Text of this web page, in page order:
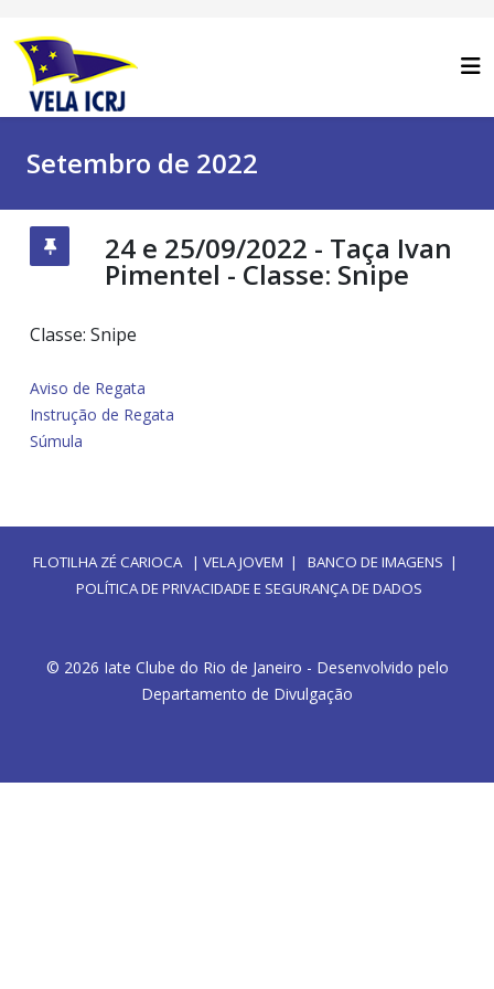
Setembro de 2022
24 e 25/09/2022 - Taça Ivan
Pimentel - Classe: Snipe
Classe: Snipe
Aviso de Regata
Instrução de Regata
Súmula
FLOTILHA ZÉ CARIOCA| VELA JOVEM | BANCO DE IMAGENS |
POLÍTICA DE PRIVACIDADE E SEGURANÇA DE DADOS
© 2026 Iate Clube do Rio de Janeiro - Desenvolvido pelo
Departamento de Divulgação